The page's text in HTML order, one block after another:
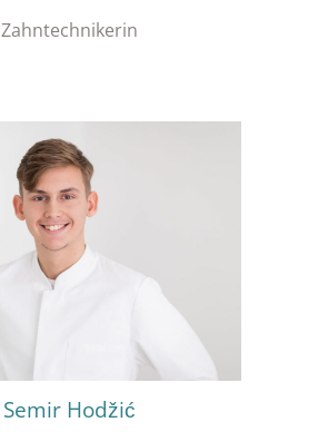
Zahntechnikerin
Semir Hodžić